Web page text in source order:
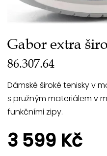
Gabor extra
86.307.64
Dámské široké tenisky v
s pružným materiálem v
funkčními zipy.
3 599 Kč